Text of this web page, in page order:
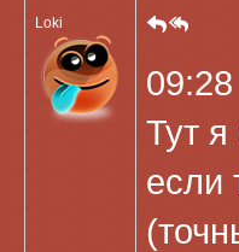
Loki
Тут
если